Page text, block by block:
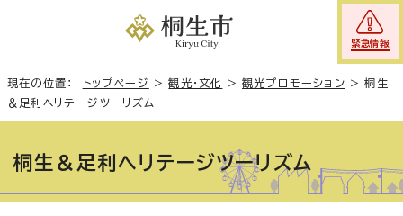
緊急情報
現在の位置： トップページ >観光・文化 >観光プロモーション >桐生
＆足利ヘリテージツーリズム
桐生＆足利ヘリテージツーリズム